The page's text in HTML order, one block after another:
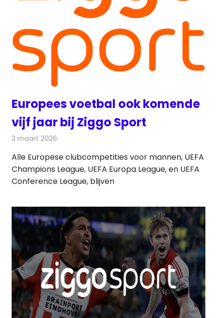
Europees voetbal ook komende
vijf jaar bij Ziggo Sport
3 maart 2026
Alle Europese clubcompetities voor mannen, UEFA
Champions League, UEFA Europa League, en UEFA
Conference League, blijven